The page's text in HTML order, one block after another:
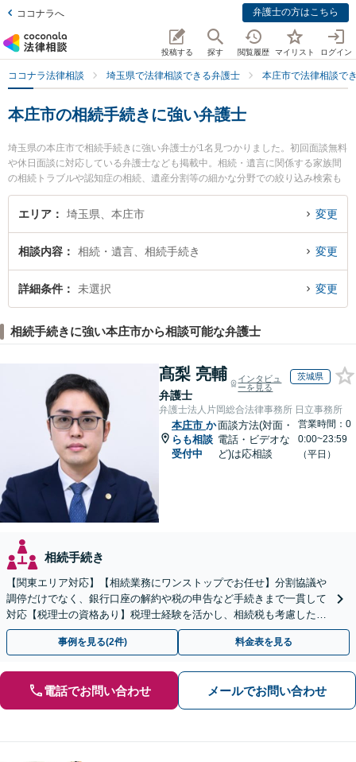
ココナラへ 弁護士の方はこちら
投稿する 探す 閲覧履歴 マイリスト ログイン
ココナラ法律相談 埼玉県で法律相談できる弁護士 本庄市で法律相談で
本庄市の相続手続きに強い弁護士
埼玉県の本庄市で相続手続きに強い弁護士が1名見つかりました。初回面談無料
や休日面談に対応している弁護士なども掲載中。相続・遺言に関係する家族間
の相続トラブルや認知症の相続、遺産分割等の細かな分野での絞り込み検索も
でき便利です。特に金井法律事務所の金井 英幸弁護士のプロフィール情報や弁
護士費用、強みなどが注目されています。『本庄市で土日や夜間に発生した相
法律相談できる本庄市内の弁護士に相談予約したい』などでお困りの相談者さ
んにおすすめです。
エリア 埼玉県、本庄市 変更
相談内容 相続・遺言、相続手続き 変更
詳細条件 未選択 変更
相続手続きに強い本庄市から相談可能な弁護士
髙梨 亮輔
弁護士
インタビュ
ーを見る
茨城県
弁護士法人片岡総合法律事務所 日立事務所
本庄市 か
らも相談
受付中
面談方法(対面・
電話・ビデオな
ど)は応相談
営業時間：0
0:00~23:59
（平日）
相続手続き
【関東エリア対応】【相続業務にワンストップでお任せ】分割協議や
調停だけでなく、銀行口座の解約や税の申告など手続きまで一貫して
対応【税理士の資格あり】税理士経験を活かし、相続税も考慮した相
続手続きもお任せください【初回相談無料】生前贈与も対応
事例を見る(2件) 料金表を見る
電話でお問い合わせ メールでお問い合わせ